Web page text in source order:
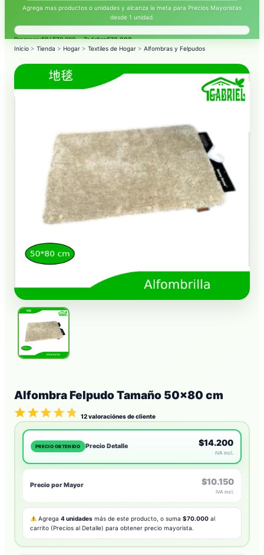
Agrega mas productos o unidades y alcanza la meta para Precios Mayoristas
desde 1 unidad.
Progreso:$0/ $70.000 — Te faltan$70.000.
Inicio > Tienda > Hogar > Textiles de Hogar > Alfombras y Felpudos
Alfombra Felpudo Tamaño 50×80 cm
12valoraciónes de cliente
PRECIO OBTENIDO Precio Detalle $14.200
IVA incl.
Precio por Mayor $10.150
IVA incl.
Agrega4 unidades más de este producto, o suma$70.000 al
carrito (Precios al Detalle) para obtener precio mayorista.